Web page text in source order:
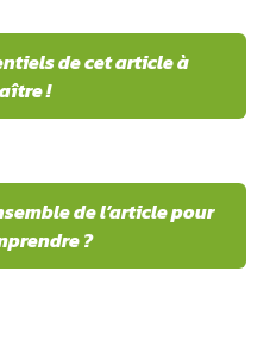
de cet article à
!
de l’article pour
?